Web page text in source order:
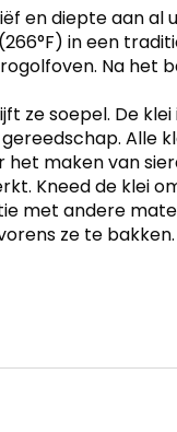
en diepte aan al
in een
Na het
ze soepel. De
Alle
het maken van
Kneed de klei
met andere
ze te bakken.